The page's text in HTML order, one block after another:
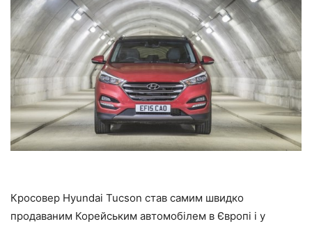
Кросовер Hyundai Tucson став самим швидко
продаваним Корейським автомобілем в Європі і у